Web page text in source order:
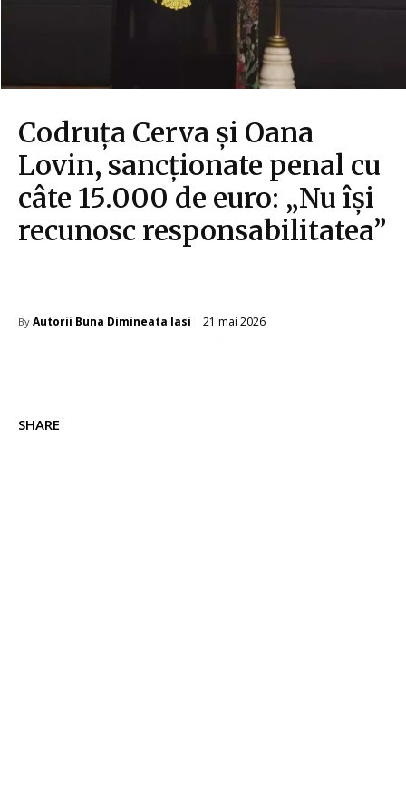
Codruța Cerva și Oana
Lovin, sancționate penal cu
câte 15.000 de euro: „Nu își
recunosc responsabilitatea”
By Autorii Buna Dimineata Iasi 21 mai 2026
SHARE